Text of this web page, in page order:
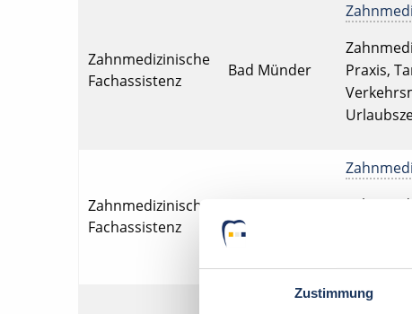
Zustimmung
Zahnmedizinische
Fachassistenz
Bad Münder
Praxis,
Zahnmedizinische
Fachassistenz
Bad Säckingen
Praxis,